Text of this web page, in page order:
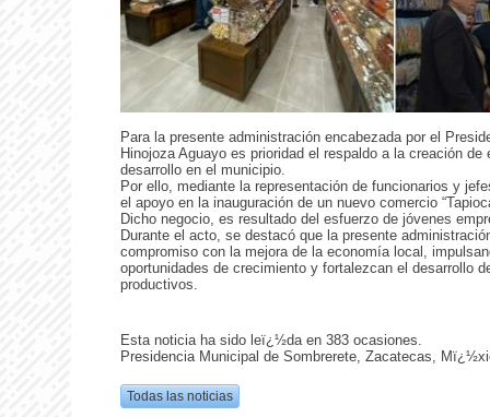
Para la presente administración encabezada por el
Hinojoza Aguayo es prioridad el respaldo a la creación de
desarrollo en el municipio.
Por ello, mediante la representación de funcionarios y
el apoyo en la inauguración de un nuevo comercio
Dicho negocio, es resultado del esfuerzo de jóvenes
Durante el acto, se destacó que la presente
compromiso con la mejora de la economía local,
oportunidades de crecimiento y fortalezcan el desarrollo
productivos.
Esta noticia ha sido leï¿½da en 383 ocasiones.
Presidencia Municipal de Sombrerete, Zacatecas,
Todas las noticias